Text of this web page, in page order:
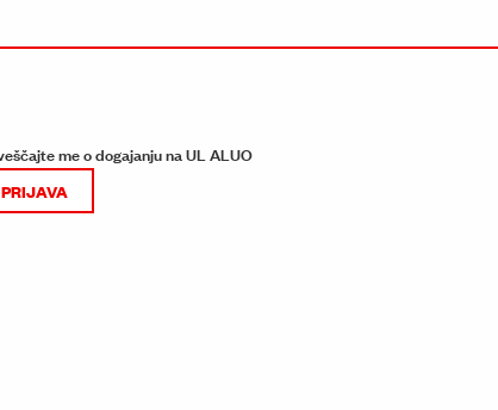
me o dogajanju na UL ALUO
PRIJAVA